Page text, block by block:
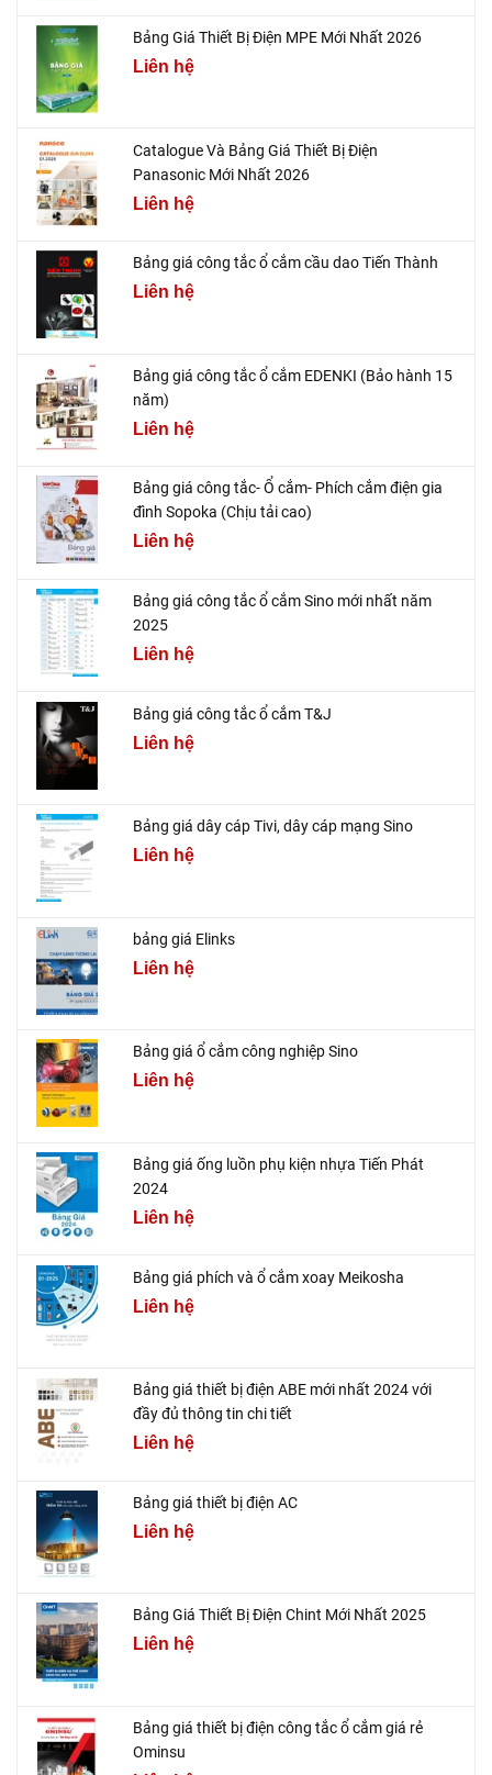
Bảng Giá Thiết Bị Điện MPE Mới Nhất 2026
Liên hệ
Catalogue Và Bảng Giá Thiết Bị Điện
Panasonic Mới Nhất 2026
Liên hệ
Bảng giá công tắc ổ cắm cầu dao Tiến Thành
Liên hệ
Bảng giá công tắc ổ cắm EDENKI (Bảo hành 15
năm)
Liên hệ
Bảng giá công tắc- Ổ cắm- Phích cắm điện gia
đình Sopoka (Chịu tải cao)
Liên hệ
Bảng giá công tắc ổ cắm Sino mới nhất năm
2025
Liên hệ
Bảng giá công tắc ổ cắm T&J
Liên hệ
Bảng giá dây cáp Tivi, dây cáp mạng Sino
Liên hệ
bảng giá Elinks
Liên hệ
Bảng giá ổ cắm công nghiệp Sino
Liên hệ
Bảng giá ống luồn phụ kiện nhựa Tiến Phát
2024
Liên hệ
Bảng giá phích và ổ cắm xoay Meikosha
Liên hệ
Bảng giá thiết bị điện ABE mới nhất 2024 với
đầy đủ thông tin chi tiết
Liên hệ
Bảng giá thiết bị điện AC
Liên hệ
Bảng Giá Thiết Bị Điện Chint Mới Nhất 2025
Liên hệ
Bảng giá thiết bị điện công tắc ổ cắm giá rẻ
Ominsu